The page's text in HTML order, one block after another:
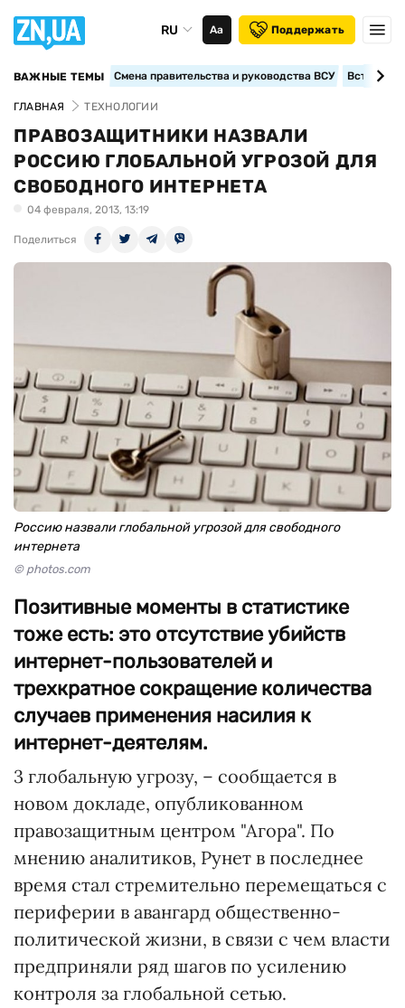
RU Аа Поддержать
ВАЖНЫЕ ТЕМЫ Смена правительства и руководства ВСУ
ГЛАВНАЯ ТЕХНОЛОГИИ
ПРАВОЗАЩИТНИКИ НАЗВАЛИ
РОССИЮ ГЛОБАЛЬНОЙ УГРОЗОЙ ДЛЯ
СВОБОДНОГО ИНТЕРНЕТА
04 февраля, 2013, 13:19
Поделиться
Россию назвали глобальной угрозой для свободного
интернета
© photos.com
Позитивные моменты в статистике
тоже есть: это отсутствие убийств
интернет-пользователей и
трехкратное сокращение количества
случаев применения насилия к
интернет-деятелям.
3 глобальную угрозу, – сообщается в
новом докладе, опубликованном
правозащитным центром "Агора". По
мнению аналитиков, Рунет в последнее
время стал стремительно перемещаться с
периферии в авангард общественно-
политической жизни, в связи с чем власти
предприняли ряд шагов по усилению
контроля за глобальной сетью.